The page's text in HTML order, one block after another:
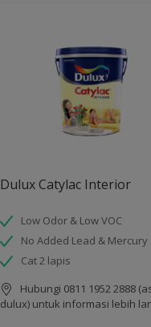
Dulux Catylac Interior
Low Odor & Low VOC
No Added Lead & Mercury
Cat 2 lapis
Hubungi 0811 1952 2888
dulux) untuk informasi lebih